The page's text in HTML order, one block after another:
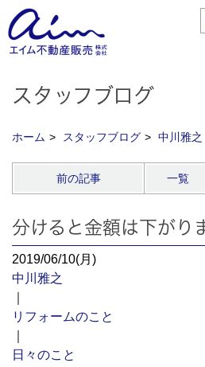
スタッフブログ
ホーム スタッフブログ 中川雅之
前の記事 一覧
分けると金額は下がり
2019/06/10(月)
中川雅之
リフォームのこと
日々のこと